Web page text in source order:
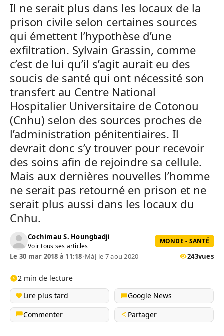
Il ne serait plus dans les locaux de la
prison civile selon certaines sources
qui émettent l’hypothèse d’une
exfiltration. Sylvain Grassin, comme
c’est de lui qu’il s’agit aurait eu des
soucis de santé qui ont nécessité son
transfert au Centre National
Hospitalier Universitaire de Cotonou
(Cnhu) selon des sources proches de
l’administration pénitentiaires. Il
devrait donc s’y trouver pour recevoir
des soins afin de rejoindre sa cellule.
Mais aux dernières nouvelles l’homme
ne serait pas retourné en prison et ne
serait plus aussi dans les locaux du
Cnhu.
Cochimau S. Houngbadji
Voir tous ses articles
MONDE - SANTÉ
Le 30 mar 2018 à 11:18•MàJ le 7 aou 2020 243vues
2 min de lecture
Lire plus tard
Google News
Commenter
Partager